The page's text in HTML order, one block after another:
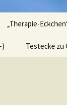
„Therapie-
Wir üben
) Testecke zu